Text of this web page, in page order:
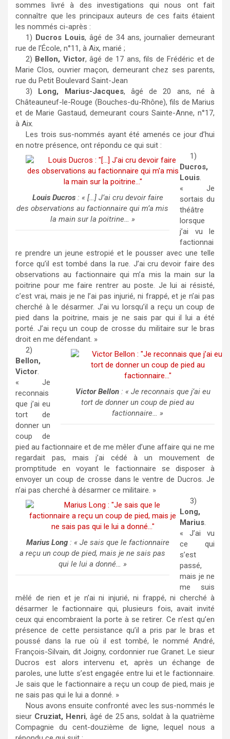
sommes livré à des investigations qui nous ont fait
connaître que les principaux auteurs de ces faits étaient
les nommés ci-après :
1) Ducros Louis, âgé de 34 ans, journalier demeurant
rue de l’École, n°11, à Aix, marié ;
2) Bellon, Victor, âgé de 17 ans, fils de Frédéric et de
Marie Clos, ouvrier maçon, demeurant chez ses parents,
rue du Petit Boulevard Saint-Jean
3) Long, Marius-Jacques, âgé de 20 ans, né à
Châteauneuf-le-Rouge (Bouches-du-Rhône), fils de Marius
et de Marie Gastaud, demeurant cours Sainte-Anne, n°17,
à Aix.
Les trois sus-nommés ayant été amenés ce jour d’hui
en notre présence, ont répondu ce qui suit :
Louis Ducros: « […] J’ai cru devoir faire
des observations au factionnaire qui m’a mis
la main sur la poitrine… »
1)
Ducros,
Louis.
« Je
sortais du
théâtre
lorsque
j’ai vu le
factionnai
re prendre un jeune estropié et le pousser avec une telle
force qu’il est tombé dans la rue. J’ai cru devoir faire des
observations au factionnaire qui m’a mis la main sur la
poitrine pour me faire rentrer au poste. Je lui ai résisté,
c’est vrai, mais je ne l’ai pas injurié, ni frappé, et je n’ai pas
cherché à le désarmer. J’ai vu lorsqu’il a reçu un coup de
pied dans la poitrine, mais je ne sais par qui il lui a été
porté. J’ai reçu un coup de crosse du militaire sur le bras
droit en me défendant. »
Victor Bellon: « Je reconnais que j’ai eu
tort de donner un coup de pied au
factionnaire… »
2)
Bellon,
Victor.
« Je
reconnais
que j’ai eu
tort de
donner un
coup de
pied au factionnaire et de me mêler d’une affaire qui ne me
regardait pas, mais j’ai cédé à un mouvement de
promptitude en voyant le factionnaire se disposer à
envoyer un coup de crosse dans le ventre de Ducros. Je
n’ai pas cherché à désarmer ce militaire. »
Marius Long: « Je sais que le factionnaire
a reçu un coup de pied, mais je ne sais pas
qui le lui a donné… »
3)
Long,
Marius.
« J’ai vu
ce qui
s’est
passé,
mais je ne
me suis
mêlé de rien et je n’ai ni injurié, ni frappé, ni cherché à
désarmer le factionnaire qui, plusieurs fois, avait invité
ceux qui encombraient la porte à se retirer. Ce n’est qu’en
présence de cette persistance qu’il a pris par le bras et
poussé dans la rue où il est tombé, le nommé André,
François-Silvain, dit Joigny, cordonnier rue Granet. Le sieur
Ducros est alors intervenu et, après un échange de
paroles, une lutte s’est engagée entre lui et le factionnaire.
Je sais que le factionnaire a reçu un coup de pied, mais je
ne sais pas qui le lui a donné. »
Nous avons ensuite confronté avec les sus-nommés le
sieur Cruziat, Henri, âgé de 25 ans, soldat à la quatrième
Compagnie du cent-douzième de ligne, lequel nous a